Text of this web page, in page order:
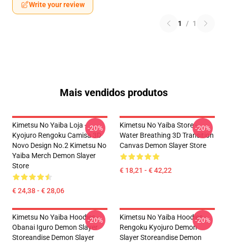
Write your review
1 / 1
Mais vendidos produtos
Kimetsu No Yaiba Loja -
Kyojuro Rengoku Camisa 3D
Novo Design No.2 Kimetsu No
Yaiba Merch Demon Slayer
Store
€ 24,38 - € 28,06
-20%
Kimetsu No Yaiba Store -
Water Breathing 3D Transition
Canvas Demon Slayer Store
€ 18,21 - € 42,22
-20%
Kimetsu No Yaiba Hoodies -
Obanai Iguro Demon Slayer
Storeandise Demon Slayer
-20%
Kimetsu No Yaiba Hoodies -
Rengoku Kyojuro Demon
Slayer Storeandise Demon
-20%